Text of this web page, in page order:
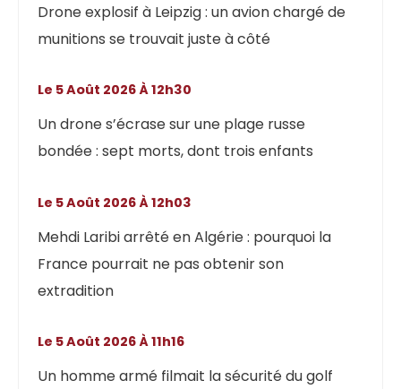
Drone explosif à Leipzig : un avion chargé de
munitions se trouvait juste à côté
Un drone s’écrase sur une plage russe
bondée : sept morts, dont trois enfants
Le 5 Août 2026 À 12h30
Mehdi Laribi arrêté en Algérie : pourquoi la
France pourrait ne pas obtenir son
extradition
Le 5 Août 2026 À 12h03
Un homme armé filmait la sécurité du golf
Le 5 Août 2026 À 11h16